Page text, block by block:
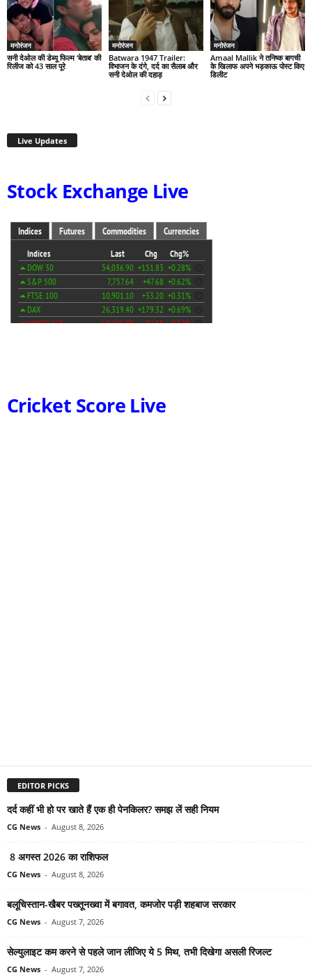
मनोरंजन
सनी देओल की डेब्यू फिल्म ‘बेताब’ की
रिलीज को 43 साल पूरे
मनोरंजन
Batwara 1947 Trailer:
विभाजन के दंगे, दर्द का सैलाब और
सनी देओल की दहाड़
मनोरंजन
Amaal Mallik ने तनिष्क बागची
के खिलाफ अपने भड़काऊ पोस्ट किए
डिलीट
Live Updates
Stock Exchange Live
Cricket Score Live
EDITOR PICKS
दर्द कहीं भी हो पर खाते हैं एक ही पेनकिलर? समझ लें सही नियम
CG News - August 8, 2026
8 अगस्त 2026 का राशिफल
CG News - August 8, 2026
बलूचिस्तान-खैबर पख्तूनख्वा में बगावत, कमजोर पड़ी शहबाज सरकार
CG News - August 7, 2026
सेल्युलाइट कम करने से पहले जान लीजिए ये 5 मिथ, तभी दिखेगा असली रिजल्ट
CG News - August 7, 2026